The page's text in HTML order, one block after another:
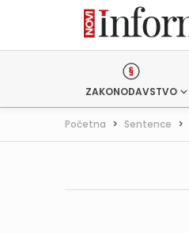
ZAKONODAVSTVO
Početna > Sentence >